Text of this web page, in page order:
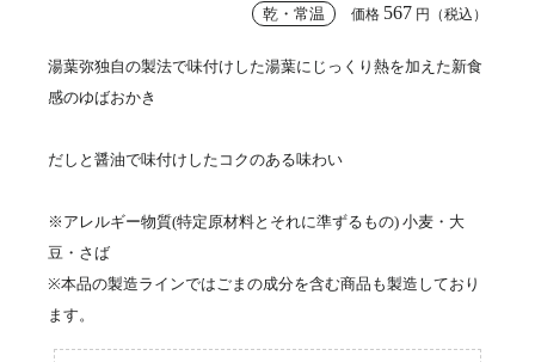
乾・常温 価格 567 円（税込）
湯葉弥独自の製法で味付けした湯葉にじっくり熱を加えた新食
感のゆばおかき
だしと醤油で味付けしたコクのある味わい
※アレルギー物質(特定原材料とそれに準ずるもの) 小麦・大
豆・さば
※本品の製造ラインではごまの成分を含む商品も製造しており
ます。